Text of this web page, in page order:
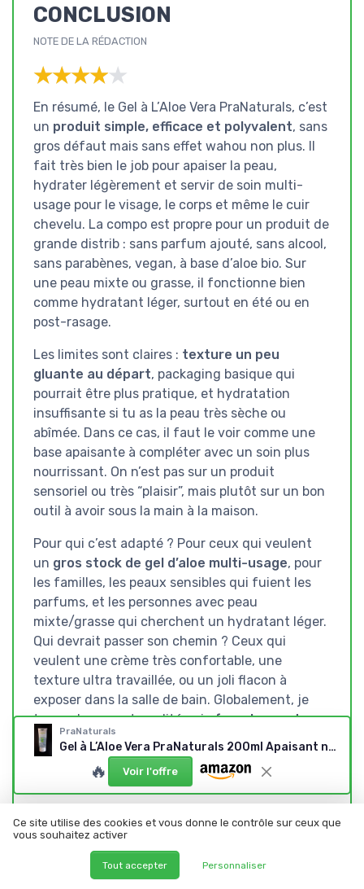
CONCLUSION
NOTE DE LA RÉDACTION
★★★★★
★★★★★
En résumé, le Gel à L’Aloe Vera PraNaturals, c’est
un produit simple, efficace et polyvalent, sans
gros défaut mais sans effet wahou non plus. Il
fait très bien le job pour apaiser la peau,
hydrater légèrement et servir de soin multi-
usage pour le visage, le corps et même le cuir
chevelu. La compo est propre pour un produit de
grande distrib : sans parfum ajouté, sans alcool,
sans parabènes, vegan, à base d’aloe bio. Sur
une peau mixte ou grasse, il fonctionne bien
comme hydratant léger, surtout en été ou en
post-rasage.
Les limites sont claires : texture un peu
gluante au départ, packaging basique qui
pourrait être plus pratique, et hydratation
insuffisante si tu as la peau très sèche ou
abîmée. Dans ce cas, il faut le voir comme une
base apaisante à compléter avec un soin plus
nourrissant. On n’est pas sur un produit
sensoriel ou très “plaisir”, mais plutôt sur un bon
outil à avoir sous la main à la maison.
Pour qui c’est adapté ? Pour ceux qui veulent
un gros stock de gel d’aloe multi-usage, pour
les familles, les peaux sensibles qui fuient les
parfums, et les personnes avec peau
mixte/grasse qui cherchent un hydratant léger.
Qui devrait passer son chemin ? Ceux qui
veulent une crème très confortable, une
texture ultra travaillée, ou un joli flacon à
exposer dans la salle de bain. Globalement, je
trouve le rapport qualité-prixfranchement
correct, et je comprends la bonne note globale
sur Amazon, même si ce n’est pas le produit
Voir l'offre
PraNaturals
Gel à L’Aloe Vera PraNaturals 200ml Apaisant naturel et hydratant nourrissant (Paquet de 3) 200 ml (Lot de 3)
🔥 Voir l'offre
Ce site utilise des cookies et vous donne le contrôle sur ceux que
vous souhaitez activer
Tout accepter Personnaliser